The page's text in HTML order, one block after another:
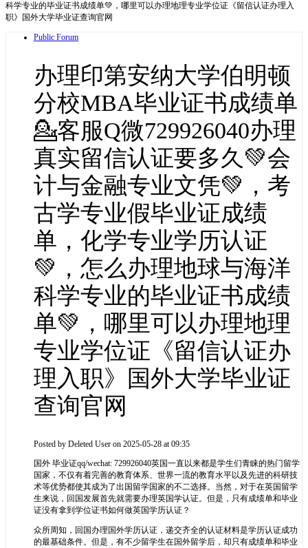
科学专业的毕业证书成绩单💚，哪里可以办理地理专业学位证《留信认证办理入
职》国外大学毕业证查询官网
Public Forum
办理印第安纳大学伯明顿
分校MBA毕业证书成绩单
💁客服Q微729926040办理
真实留信认证要多久💚会
计与金融专业文凭💚，考
古学专业假毕业证成绩
单，化学专业学历认证
💚，怎么办理地球与海洋
科学专业的毕业证书成绩
单💚，哪里可以办理地理
专业学位证《留信认证办
理入职》国外大学毕业证
查询官网
Posted by Deleted User on 2025-05-28 at 09:35
国外 毕业证qq/wechat: 729926040英国一直以来都是学生们青睐的热门留学
国家，不仅有着完善的教育体系、世界一流的教育水平以及先进的科研技
术等优势都使其成为了出国留学国家的不二选择。当然，对于在英国留学
生来说，回国发展首先就需要办理英国学认证。但是，只有成绩单和毕业
证没有拿到学位证书如何做英国学历认证？
众所周知，回国办理国外学历认证，递交齐全的认证材料是学历认证成功
的最基础条件。但是，有不少留学生在国外留学后，却只有成绩单和毕业